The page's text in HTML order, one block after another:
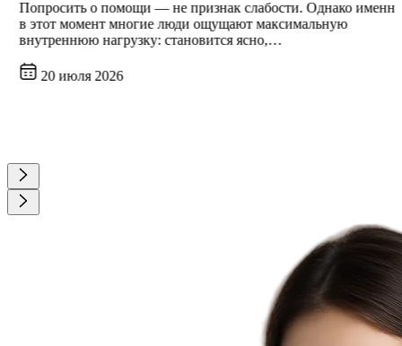
Попросить о помощи — не признак слабости. Однако именно
в этот момент многие люди ощущают максимальную
внутреннюю нагрузку: становится ясно,…
20 июля 2026